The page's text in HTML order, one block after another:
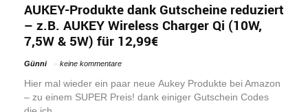
AUKEY-Produkte dank Gutscheine reduziert
– z.B. AUKEY Wireless Charger Qi (10W,
7,5W & 5W) für 12,99€
Günni keine kommentare
Hier mal wieder ein paar neue Aukey Produkte bei Amazon
– zu einem SUPER Preis! dank einiger Gutschein Codes